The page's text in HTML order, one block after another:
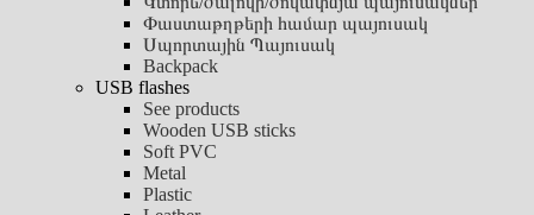
Փաստաթղթերի համար պայուսակ
Սպորտային Պայուսակ
Backpack
USB flashes
See products
Wooden USB sticks
Soft PVC
Metal
Plastic